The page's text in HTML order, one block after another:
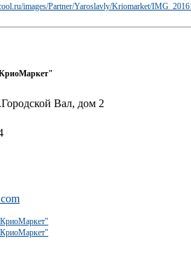
images/Partner/Yaroslavly/Kriomarket/
Вал, дом 2